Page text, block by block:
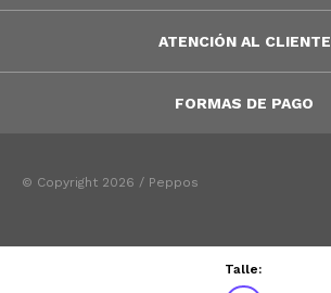
Talle:
ATENCIÓN AL CLIENTE
FORMAS DE PAGO
© Copyright 2026 / Peppos